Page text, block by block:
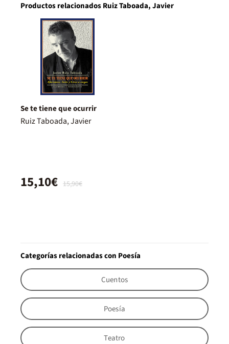
Productos relacionados Ruiz Taboada, Javier
Se te tiene que ocurrir
Ruiz Taboada, Javier
15,90€
15,10€
Categorías relacionadas con Poesía
Cuentos
Poesía
Teatro